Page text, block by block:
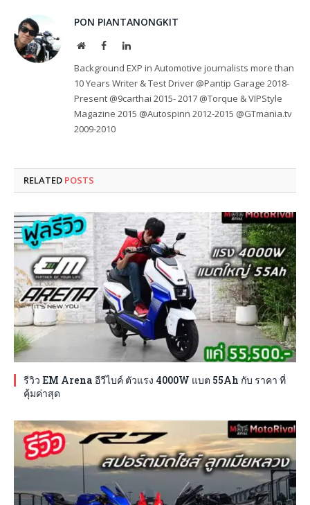
PON PIANTANONGKIT
WebsiteFacebookLinkedIn
Background EXP in Automotive journalists more than
10 Years Writer & Test Driver @Pantip Garage 2018-
Present @9carthai 2015- 2017 @Torque & VIPStyle
Magazine 2015 @Autospinn 2012-2015 @GTmania.tv
2009-2010
RELATED POSTS
รีวิว EM Arena อีวีไบค์ ตัวแรง 4000W แบต 55Ah กับ ราคา ที่
คุ้มค่าสุด